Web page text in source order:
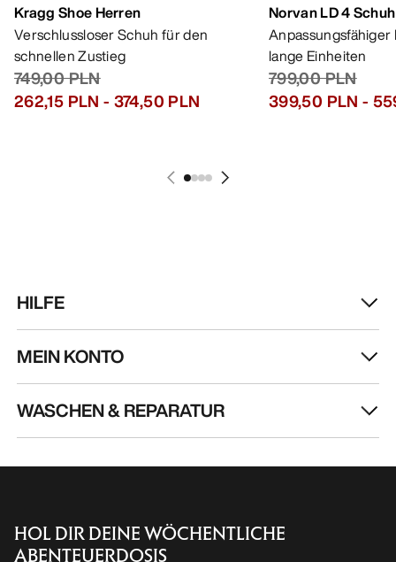
Kragg Shoe Herren
Verschlussloser Schuh für den
schnellen Zustieg
749,00 PLN
262,15 PLN - 374,50 PLN
Norvan LD 4
lange Einheiten
799,00 PLN
399,50 PLN -
HILFE
MEIN KONTO
WASCHEN & REPARATUR
HOL DIR DEINE WÖCHENTLICHE
ABENTEUERDOSIS